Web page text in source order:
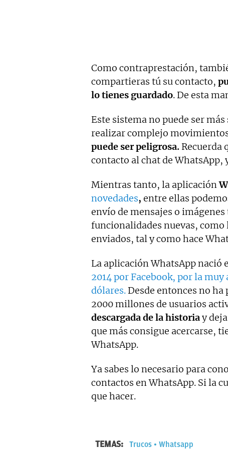
Como contraprestación,
compartieras tú su contacto,
lo tienes guardado. De esta
Este sistema no puede ser
realizar complejo
puede ser peligrosa. Recuerda
contacto al chat de WhatsApp,
Mientras tanto, la aplicación
novedades, entre ellas
envío de mensajes o
funcionalidades nuevas, como
enviados, tal y como hace
La aplicación WhatsApp nació
2014 por Facebook, por la
dólares. Desde entonces no ha
2000 millones de usuarios
descargada de la historiay
que más consigue acercarse,
WhatsApp.
Ya sabes lo necesario para
contactos en WhatsApp. Si la
que hacer.
TEMAS: Trucos Whatsapp